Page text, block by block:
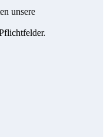
unsere